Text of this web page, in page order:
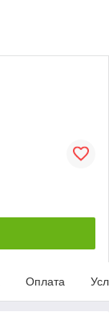
Оплата